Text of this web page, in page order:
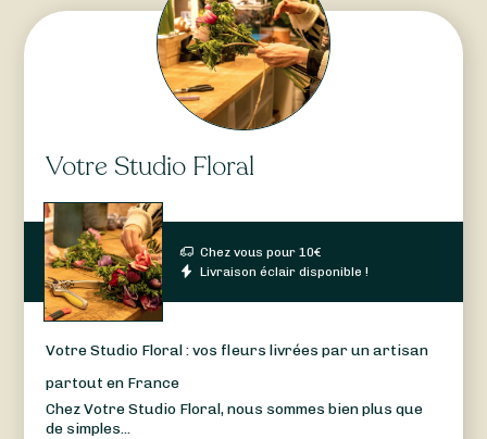
Votre Studio Floral
Chez vous pour10€
Livraison éclair disponible !
Votre Studio Floral : vos fleurs livrées par un artisan
partout en France
Chez Votre Studio Floral, nous sommes bien plus que
de simples...